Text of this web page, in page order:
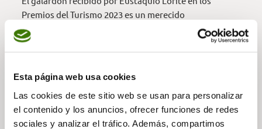
Esta página web usa cookies
Las cookies de este sitio web se usan para personalizar
el contenido y los anuncios, ofrecer funciones de redes
sociales y analizar el tráfico. Además, compartimos
Premios del Turismo 2023 es un merecido
reconocimiento a su legado imborrable en la historia
del golf mallorquín y su contribución al
excelencia. Su historia es un recordatorio de cómo este
deporte puede unir a las personas y trascender en el
turismo de calidad.
¡Enhorabuena!